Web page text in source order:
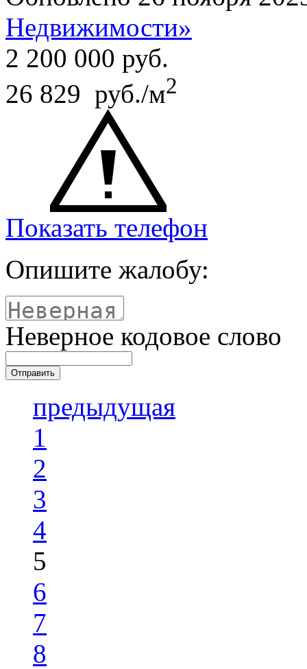
Недвижимости»
2 200 000 руб.
26 829 руб./м2
Показать телефон
Опишите жалобу:
Неверное кодовое слово
предыдущая
1
2
3
4
5
6
7
8